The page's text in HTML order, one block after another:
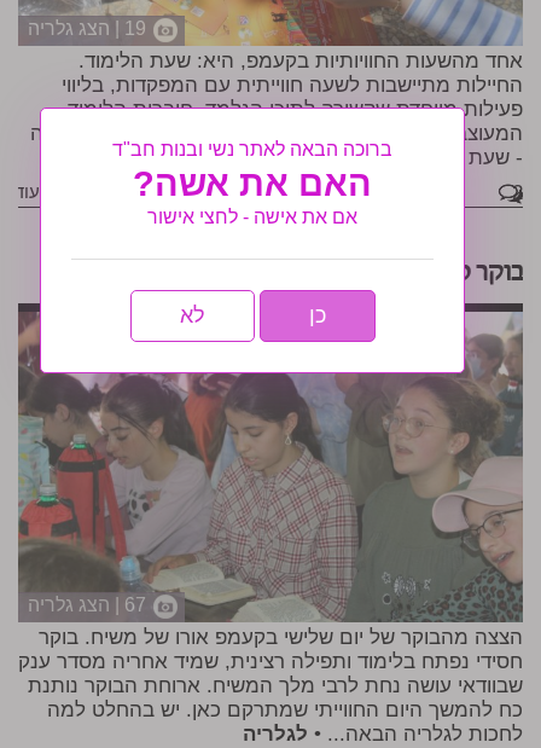
19 | הצג גלריה
אחד מהשעות החוויותיות בקעמפ, היא: שעת הלימוד.
החיילות מתיישבות לשעה חווייתית עם המפקדות, בליווי
פעילות מיוחדת שקשורה לתוכן הנלמד. חוברות הלימוד
המעוצבות וצבעוניות ממש נותנות חשק ללמוד. כאן בגלריה
- שעת לימוד באוויר הנעים עם הרבה חיות • לגלריה
קראי עוד 2
בוקר טוב בקעמפ 'אורו של משיח'
67 | הצג גלריה
הצצה מהבוקר של יום שלישי בקעמפ אורו של משיח. בוקר
חסידי נפתח בלימוד ותפילה רצינית, שמיד אחריה מסדר ענק
שבוודאי עושה נחת לרבי מלך המשיח. ארוחת הבוקר נותנת
כח להמשך היום החווייתי שמתרקם כאן. יש בהחלט למה
לחכות לגלריה הבאה... • לגלריה
ברוכה הבאה לאתר נשי ובנות חב"ד
האם את אשה?
אם את אישה - לחצי אישור
כן לא